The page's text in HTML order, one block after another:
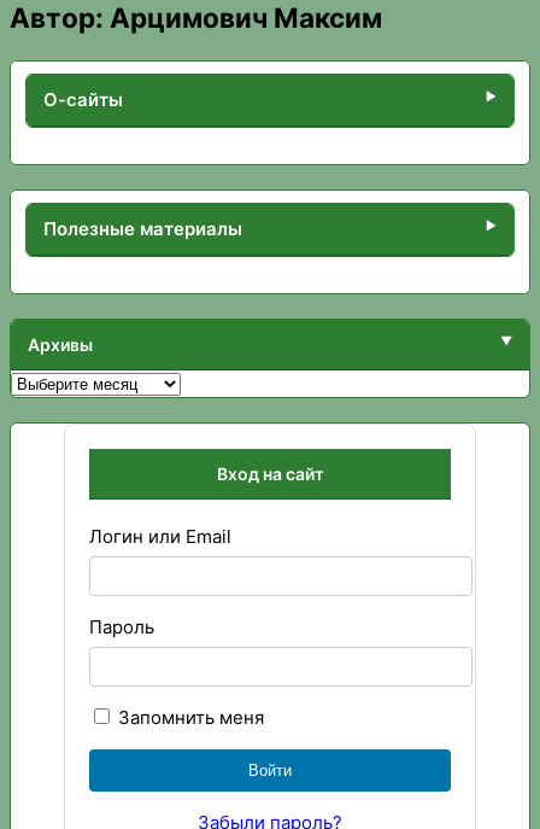
Автор: Арцимович Максим
О-сайты
Полезные материалы
Архивы
Архивы
Вход на сайт
Логин или Email
Пароль
Запомнить меня
Забыли пароль?